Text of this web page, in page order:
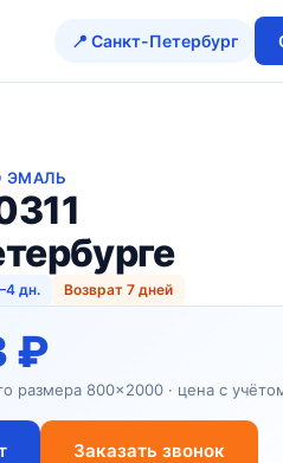
📍 Санкт-Петербург
ЭМАЛЬ
дн. Возврат 7 дней
₽
размера 800×2000 · цена с
Заказать звонок